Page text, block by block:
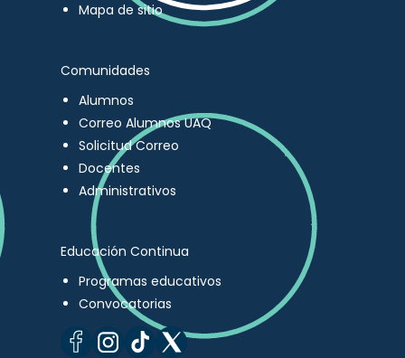
Mapa de sitio
Comunidades
Alumnos
Correo Alumnos UAQ
Solicitud Correo
Docentes
Administrativos
Educación Continua
Programas educativos
Convocatorias